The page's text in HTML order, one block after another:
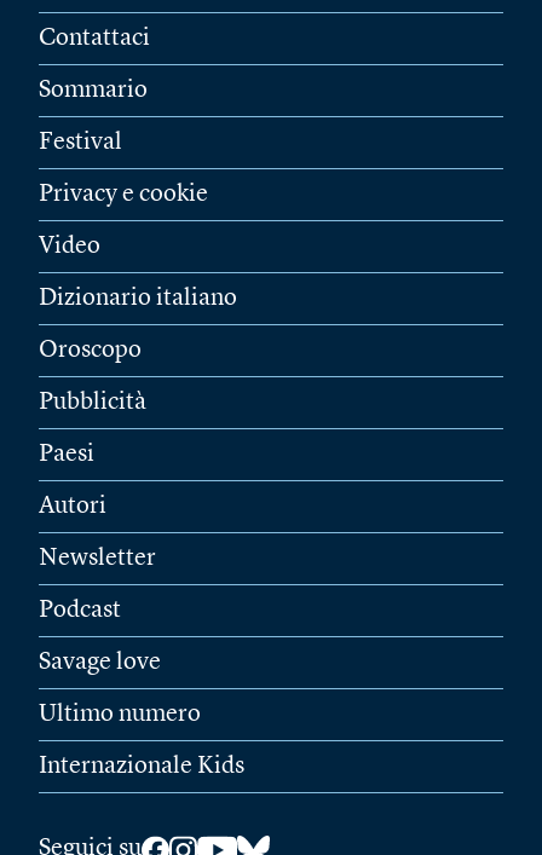
Contattaci
Sommario
Festival
Privacy e cookie
Video
Dizionario italiano
Oroscopo
Pubblicità
Paesi
Autori
Newsletter
Podcast
Savage love
Ultimo numero
Internazionale Kids
Seguici su